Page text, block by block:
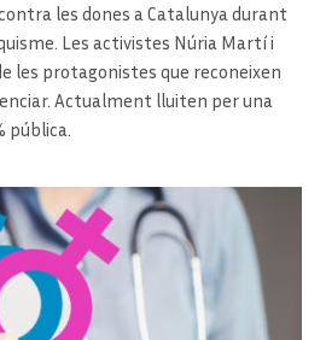
les dones a Catalunya durant
Les activistes Núria Martí i
les protagonistes que reconeixen
Actualment lluiten per una